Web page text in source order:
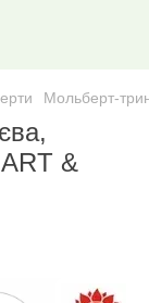
Мольберт-
&